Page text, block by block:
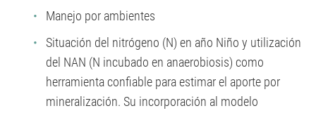
Manejo por ambientes
Situación del nitrógeno (N) en año Niño y utilización
del NAN (N incubado en anaerobiosis) como
herramienta confiable para estimar el aporte por
mineralización. Su incorporación al modelo